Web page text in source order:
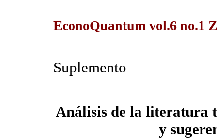
EconoQuantum vol.6 no.1
Suplemento
Análisis de la literatura
y